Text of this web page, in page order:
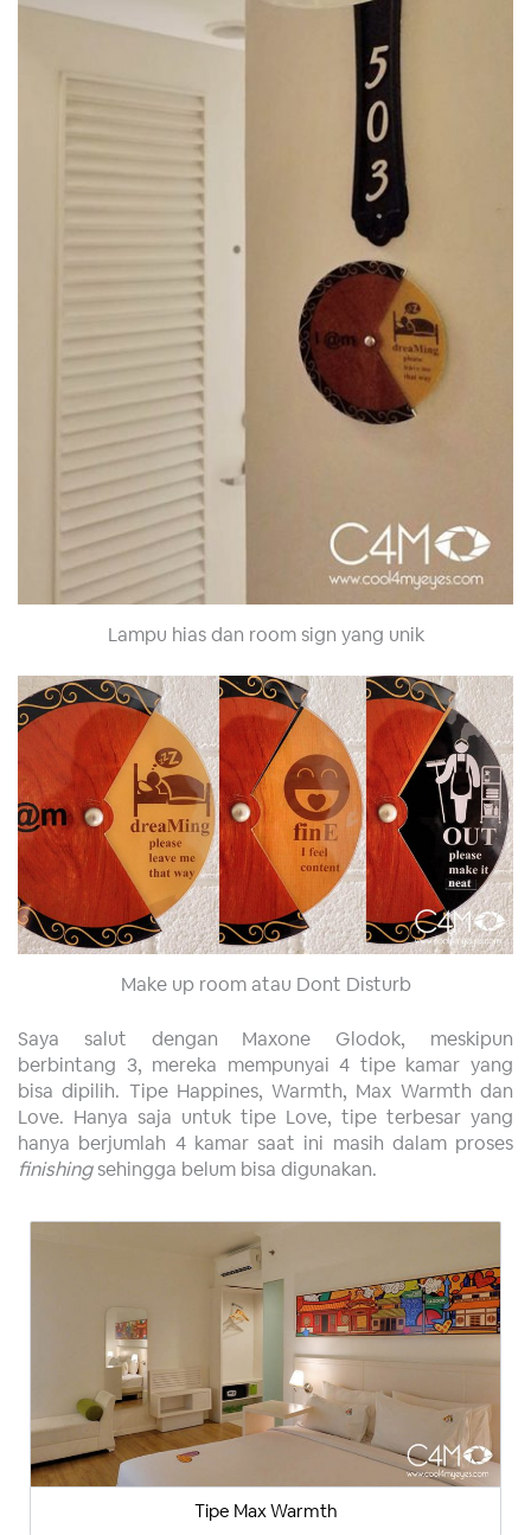
Lampu hias dan room sign yang unik
Make up room atau Dont Disturb
Saya salut dengan Maxone Glodok, meskipun
berbintang 3, mereka mempunyai 4 tipe kamar yang
bisa dipilih. Tipe Happines, Warmth, Max Warmth dan
Love. Hanya saja untuk tipe Love, tipe terbesar yang
hanya berjumlah 4 kamar saat ini masih dalam proses
finishingsehingga belum bisa digunakan.
Tipe Max Warmth